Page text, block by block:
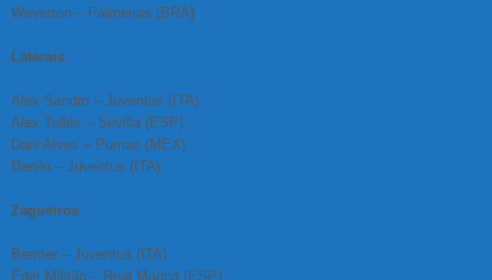
Weverton – Palmeiras (BRA)
Laterais
Alex Sandro – Juventus (ITA)
Alex Telles – Sevilla (ESP)
Dani Alves – Pumas (MEX)
Danilo – Juventus (ITA)
Zagueiros
Bremer – Juventus (ITA)
Éder Militão – Real Madrid (ESP)